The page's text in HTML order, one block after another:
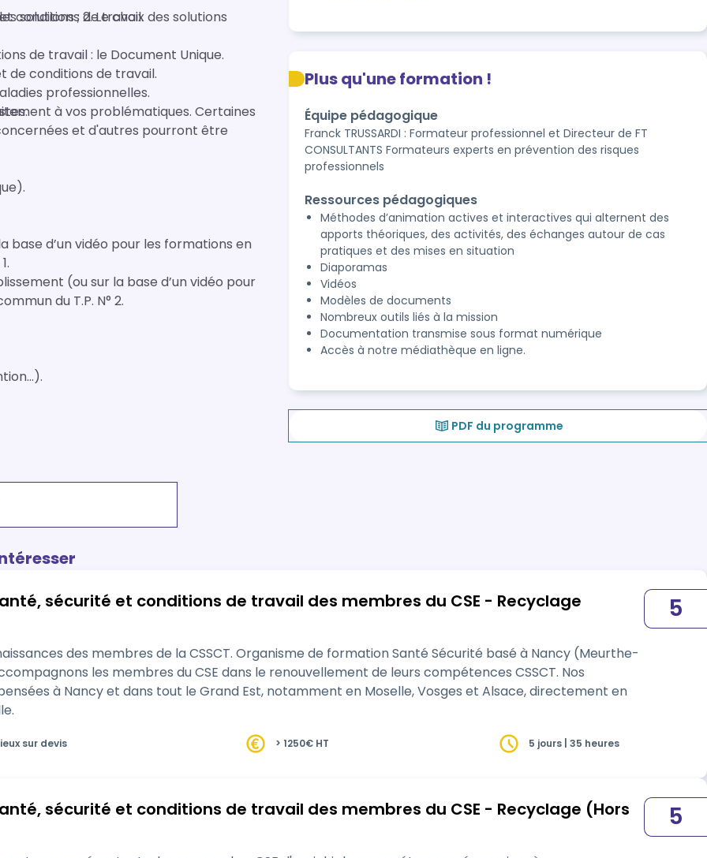
conditions de travail.
professionnelles.
de travail : le Document Unique.
de conditions de travail.
base d’un vidéo pour les formations en
(ou sur la base d’un vidéo pour
du T.P. N° 2.
Plus qu'une formation !
Équipe pédagogique
Franck TRUSSARDI : Formateur professionnel et Directeur de FT
CONSULTANTS Formateurs experts en prévention des risques
professionnels
Ressources pédagogiques
Méthodes d’animation actives et interactives qui alternent des
apports théoriques, des activités, des échanges autour de cas
pratiques et des mises en situation
Diaporamas
Vidéos
Modèles de documents
Nombreux outils liés à la mission
Documentation transmise sous format numérique
Accès à notre médiathèque en ligne.
PDF du programme
sécurité et conditions de travail des membres du CSE - Recyclage
des membres de la CSSCT. Organisme de formation Santé Sécurité basé à Nancy (Meurthe-
les membres du CSE dans le renouvellement de leurs compétences CSSCT. Nos
à Nancy et dans tout le Grand Est, notamment en Moselle, Vosges et Alsace, directement en
5
sur devis > 1250€ HT 5 jours | 35 heures
sécurité et conditions de travail des membres du CSE - Recyclage (Hors
5